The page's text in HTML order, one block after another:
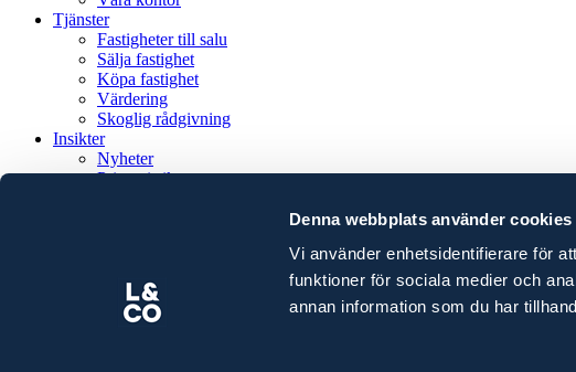
Denna webbplats använder cookies
Vi använder enhetsidentifierare för
funktioner för sociala medier och
annan information som du har
Tjänster
Fastigheter till salu
Sälja fastighet
Köpa fastighet
Värdering
Skoglig rådgivning
Insikter
Nyheter
Prisstatistik
Integritetsmeddelande